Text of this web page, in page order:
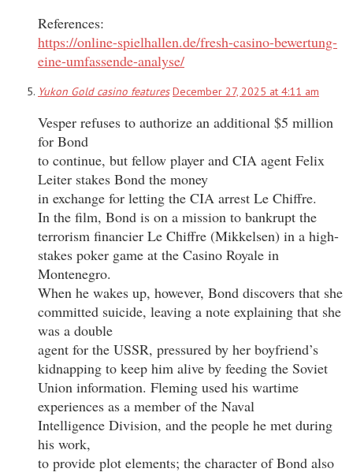
References:
https://online-spielhallen.de/fresh-casino-bewertung-
eine-umfassende-analyse/
Yukon Gold casino features December 27, 2025 at 4:11 am
Vesper refuses to authorize an additional $5 million
for Bond
to continue, but fellow player and CIA agent Felix
Leiter stakes Bond the money
in exchange for letting the CIA arrest Le Chiffre.
In the film, Bond is on a mission to bankrupt the
terrorism financier Le Chiffre (Mikkelsen) in a high-
stakes poker game at the Casino Royale in
Montenegro.
When he wakes up, however, Bond discovers that she
committed suicide, leaving a note explaining that she
was a double
agent for the USSR, pressured by her boyfriend’s
kidnapping to keep him alive by feeding the Soviet
Union information. Fleming used his wartime
experiences as a member of the Naval
Intelligence Division, and the people he met during
his work,
to provide plot elements; the character of Bond also